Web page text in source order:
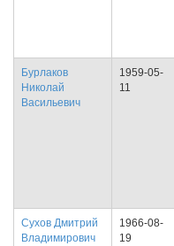
Бурлаков
Николай
Васильевич
1959-05-
11
Сухов Дмитрий
Владимирович
1966-08-
19